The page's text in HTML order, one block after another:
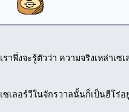
เราพึ่งจะรู้ตัวว่า ความจริงเหล่าเ
เซเลอร์วีในจักรวาลนั้นก็เป็นฮีโร่